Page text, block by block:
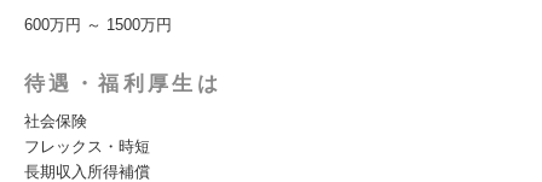
600万円 ～ 1500万円
待遇・福利厚生は
社会保険
フレックス・時短
長期収入所得補償